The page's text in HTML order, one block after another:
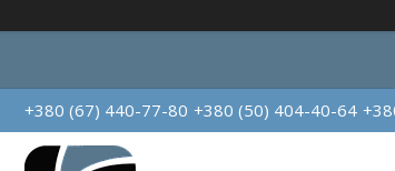
+380 (67) 440-77-80 +380 (50) 404-40-64